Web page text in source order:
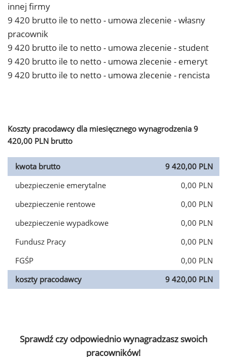
innej firmy
9 420 brutto ile to netto - umowa zlecenie - własny
pracownik
9 420 brutto ile to netto - umowa zlecenie - student
9 420 brutto ile to netto - umowa zlecenie - emeryt
9 420 brutto ile to netto - umowa zlecenie - rencista
Koszty pracodawcy dla miesięcznego wynagrodzenia 9
420,00 PLN brutto
kwota brutto
9 420,00 PLN
ubezpieczenie emerytalne
0,00 PLN
ubezpieczenie rentowe
0,00 PLN
ubezpieczenie wypadkowe
0,00 PLN
Fundusz Pracy
0,00 PLN
FGŚP
0,00 PLN
koszty pracodawcy
9 420,00 PLN
Sprawdź czy odpowiednio wynagradzasz swoich
pracowników!